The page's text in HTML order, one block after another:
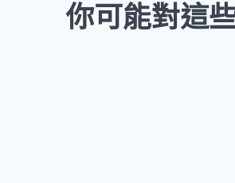
你可能對這